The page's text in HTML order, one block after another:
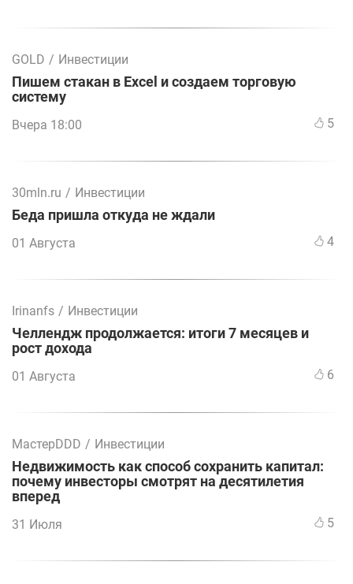
GOLD / Инвестиции
Пишем стакан в Excel и создаем торговую
систему
Вчера 18:00 5
30mln.ru / Инвестиции
Беда пришла откуда не ждали
01 Августа 4
Irinanfs / Инвестиции
Челлендж продолжается: итоги 7 месяцев и
рост дохода
01 Августа 6
МастерDDD / Инвестиции
Недвижимость как способ сохранить капитал:
почему инвесторы смотрят на десятилетия
вперед
31 Июля 5